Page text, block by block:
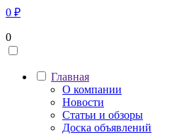
0 ₽
0
Главная
О компании
Новости
Статьи и обзоры
Доска объявлений